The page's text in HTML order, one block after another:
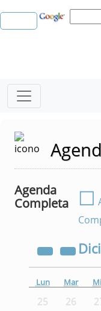
Agenda
Completa
☐
Lun Mar
25 26